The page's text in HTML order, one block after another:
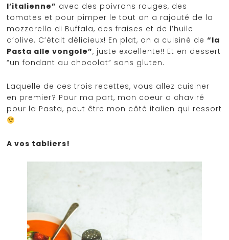
l’italienne” avec des poivrons rouges, des
tomates et pour pimper le tout on a rajouté de la
mozzarella di Buffala, des fraises et de l’huile
d’olive. C’était délicieux! En plat, on a cuisiné de“la
Pasta alle vongole”, juste excellente!! Et en dessert
“un fondant au chocolat” sans gluten.
Laquelle de ces trois recettes, vous allez cuisiner
en premier? Pour ma part, mon coeur a chaviré
pour la Pasta, peut être mon côté italien qui ressort
A vos tabliers!